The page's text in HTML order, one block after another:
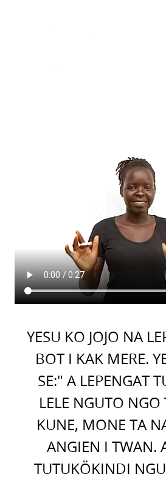
YESU KO JOJO NA
BOT I KAK MERE.
SE:" A LEPENGAT
LELE NGUTO NGO
KUNE, MONE TA
ANGIEN I TWAN.
TUTUKÖKINDI